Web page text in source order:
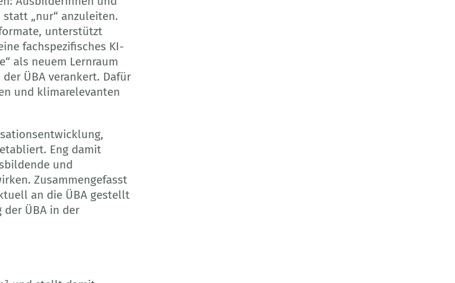
„nur“ anzuleiten.
unterstützt
fachspezifisches KI-
als neuem Lernraum
ÜBA verankert. Dafür
und klimarelevanten
Eng damit
und
Zusammengefasst
an die ÜBA gestellt
ÜBA in der